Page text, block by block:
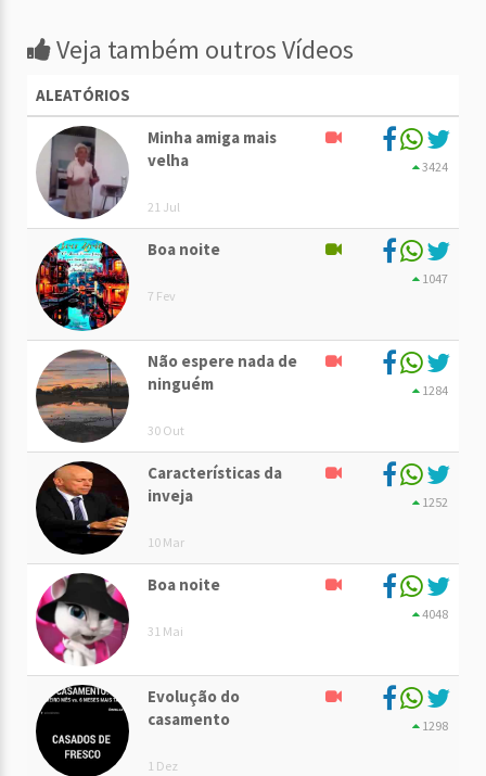
Veja também outros Vídeos
ALEATÓRIOS
Minha amiga mais
velha
21 Jul
3424
Boa noite
7 Fev
1047
Não espere nada de
ninguém
30 Out
1284
Características da
inveja
10 Mar
1252
Boa noite
31 Mai
4048
Evolução do
casamento
1 Dez
1298